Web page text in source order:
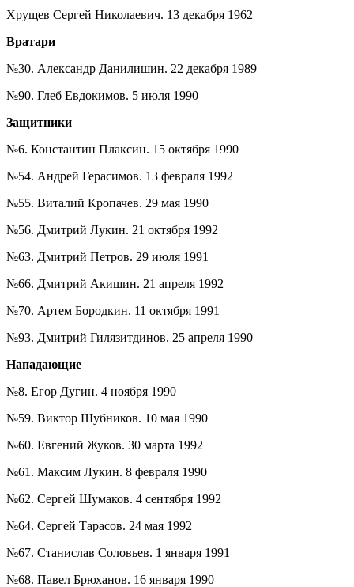
Хрущев Сергей Николаевич. 13 декабря 1962
Вратари
№30. Александр Данилишин. 22 декабря 1989
№90. Глеб Евдокимов. 5 июля 1990
Защитники
№6. Константин Плаксин. 15 октября 1990
№54. Андрей Герасимов. 13 февраля 1992
№55. Виталий Кропачев. 29 мая 1990
№56. Дмитрий Лукин. 21 октября 1992
№63. Дмитрий Петров. 29 июля 1991
№66. Дмитрий Акишин. 21 апреля 1992
№70. Артем Бородкин. 11 октября 1991
№93. Дмитрий Гилязитдинов. 25 апреля 1990
Нападающие
№8. Егор Дугин. 4 ноября 1990
№59. Виктор Шубников. 10 мая 1990
№60. Евгений Жуков. 30 марта 1992
№61. Максим Лукин. 8 февраля 1990
№62. Сергей Шумаков. 4 сентября 1992
№64. Сергей Тарасов. 24 мая 1992
№67. Станислав Соловьев. 1 января 1991
№68. Павел Брюханов. 16 января 1990